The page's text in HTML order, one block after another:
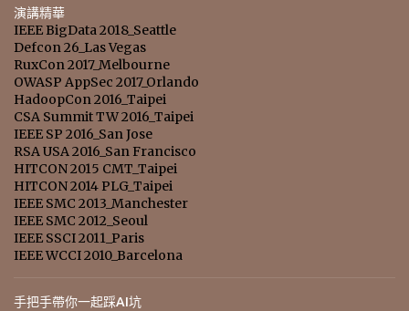
演講精華
IEEE BigData 2018_Seattle
Defcon 26_Las Vegas
RuxCon 2017_Melbourne
OWASP AppSec 2017_Orlando
HadoopCon 2016_Taipei
CSA Summit TW 2016_Taipei
IEEE SP 2016_San Jose
RSA USA 2016_San Francisco
HITCON 2015 CMT_Taipei
HITCON 2014 PLG_Taipei
IEEE SMC 2013_Manchester
IEEE SMC 2012_Seoul
IEEE SSCI 2011_Paris
IEEE WCCI 2010_Barcelona
手把手帶你一起踩AI坑